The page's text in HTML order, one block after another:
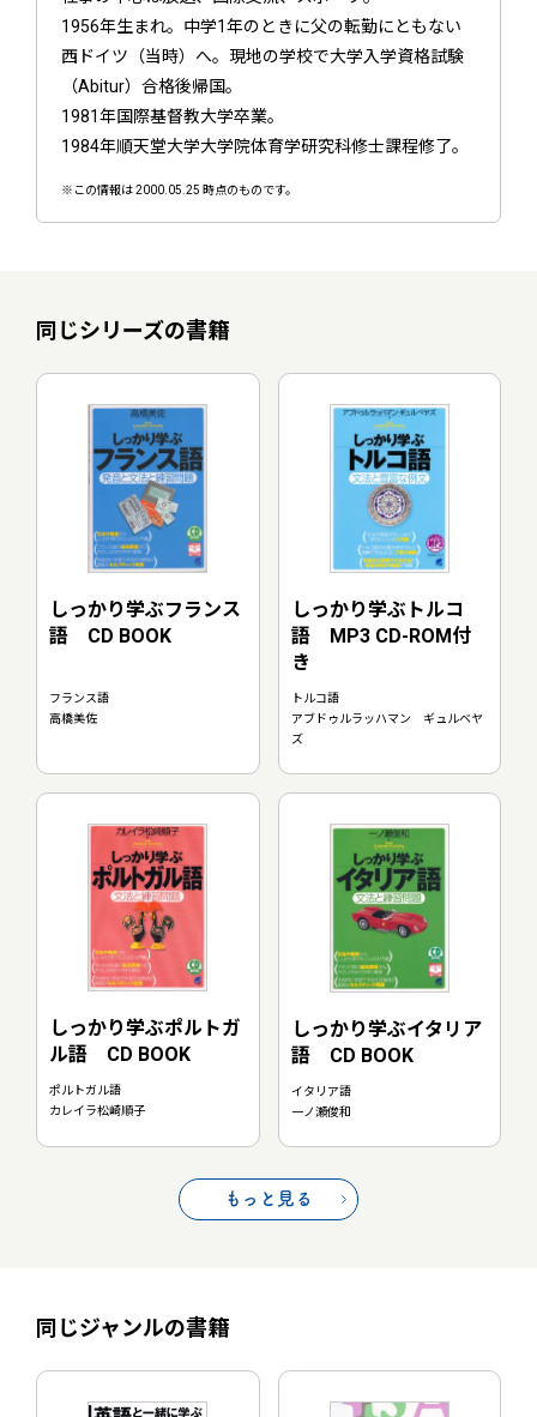
1956年生まれ。中学1年のときに父の転勤にともない
西ドイツ（当時）へ。現地の学校で大学入学資格試験
（Abitur）合格後帰国。
1981年国際基督教大学卒業。
1984年順天堂大学大学院体育学研究科修士課程修了。
※この情報は 2000.05.25 時点のものです。
同じシリーズの書籍
しっかり学ぶフランス
語 CD BOOK
フランス語
高橋美佐
しっかり学ぶトルコ
語 MP3 CD-ROM付
き
トルコ語
アブドゥルラッハマン ギュルベヤ
ズ
しっかり学ぶポルトガ
ル語 CD BOOK
ポルトガル語
カレイラ松崎順子
しっかり学ぶイタリア
語 CD BOOK
イタリア語
一ノ瀬俊和
もっと見る
同じジャンルの書籍